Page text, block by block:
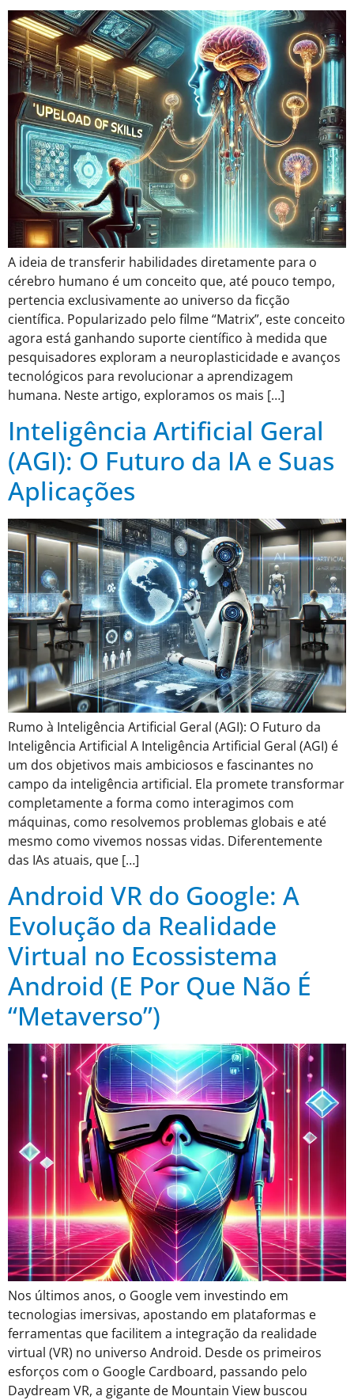
A ideia de transferir habilidades diretamente para o
cérebro humano é um conceito que, até pouco tempo,
pertencia exclusivamente ao universo da ficção
científica. Popularizado pelo filme “Matrix”, este conceito
agora está ganhando suporte científico à medida que
pesquisadores exploram a neuroplasticidade e avanços
tecnológicos para revolucionar a aprendizagem
humana. Neste artigo, exploramos os mais […]
Inteligência Artificial Geral
(AGI): O Futuro da IA e Suas
Aplicações
Rumo à Inteligência Artificial Geral (AGI): O Futuro da
Inteligência Artificial A Inteligência Artificial Geral (AGI) é
um dos objetivos mais ambiciosos e fascinantes no
campo da inteligência artificial. Ela promete transformar
completamente a forma como interagimos com
máquinas, como resolvemos problemas globais e até
mesmo como vivemos nossas vidas. Diferentemente
das IAs atuais, que […]
Android VR do Google: A
Evolução da Realidade
Virtual no Ecossistema
Android (E Por Que Não É
“Metaverso”)
Nos últimos anos, o Google vem investindo em
tecnologias imersivas, apostando em plataformas e
ferramentas que facilitem a integração da realidade
virtual (VR) no universo Android. Desde os primeiros
esforços com o Google Cardboard, passando pelo
Daydream VR, a gigante de Mountain View buscou